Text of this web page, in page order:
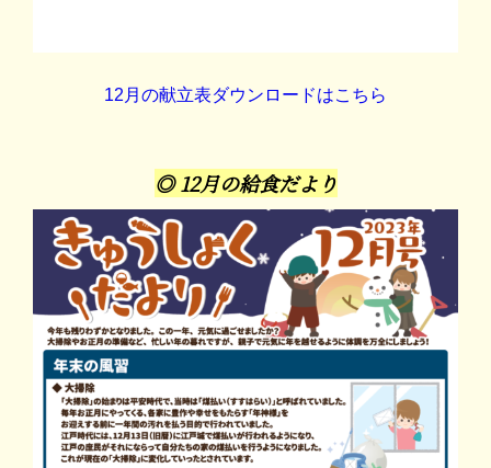
12月の献立表ダウンロードはこちら
◎ 12月の給食だより